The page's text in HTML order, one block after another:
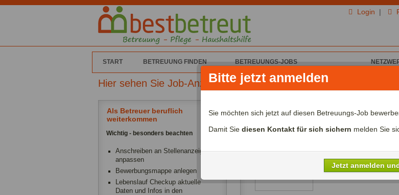
Login |
START BETREUUNG FINDEN BETREUUNGS-JOBS
Hier sehen Sie Job-Anzeigen für Haus und Garten
Als Betreuer beruflich
weiterkommen
Wichtig - besonders beachten
Anschreiben an Stellenanzeige
anpassen
Bewerbungsmappe anlegen
Lebenslauf Checkup aktuelle
Daten und Infos in den
Aufmerksame
In 04315 Leipzig
Häufigkeit:
Bitte jetzt anmelden
Sie möchten sich jetzt auf diesen Betreuungs-Job
Damit Sie diesen Kontakt für sich sichern melden Sie
Jetzt anmelden